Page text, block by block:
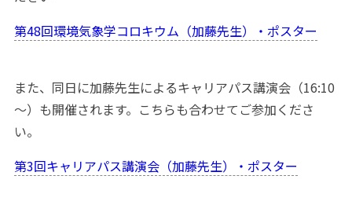
第48回環境気象学コロキウム（加藤先生）・ポスター
また、同日に加藤先生によるキャリアパス講演会（16:10
～）も開催されます。こちらも合わせてご参加くださ
い。
第3回キャリアパス講演会（加藤先生）・ポスター